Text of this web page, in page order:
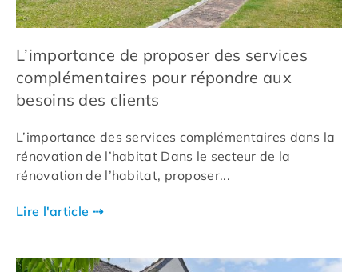
L’importance de proposer des services
complémentaires pour répondre aux
besoins des clients
L’importance des services complémentaires dans la
rénovation de l’habitat Dans le secteur de la
rénovation de l’habitat, proposer...
Lire l'article ⇢